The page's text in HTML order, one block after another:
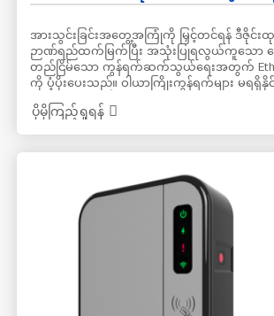
အားသွင်းခြင်းအတွေ့အကြုံကို မြှင့်တင်ရန် ဒီဇိုင်
ဉာဏ်ရည်ထက်မြက်ပြီး အသုံးပြုရလွယ်ကူသော ဖ
တည်ငြိမ်သော ကွန်ရက်ဆက်သွယ်ရေးအတွက်
ကို ပံ့ပိုးပေးသည်။ ဝါယာကြိုးကွန်ရက်များ မရရှိ
ရွေးချယ်စရာတစ်ခုအဖြစ် ပေးဆောင်ထားသည်။
သွင်းနိုင်ပြီး လျှပ်စစ်ဓာတ်အားခများကို လျှော့ချ
ရေရှည်တည်တံ့ခိုင်မြဲမှုကို မြှင့်တင်ပေးပါသည်။ ထို့အ
ကိရိယာတွင် dynamic load balancing ပါရှိပြီ
ကြိုးများ မလိုအပ်ဘဲ အားသွင်းဝန်ကို ချိန်ညှိနိုင်စေ
လျှပ်စစ်ဓာတ်အားထောက်ပံ့မှုကို ဦးစားပေးသည်
ရေးပရိုတိုကောများနှင့် လိုက်ဖက်ညီမှုသည် အားသွင်
များ (CMS) နှင့် ချောမွေ့စွာ အပြန်အလှန်ဆက်သွ
က်ပ်တစ်ခုသည် အသုံးပြုသူများအား အားသွင်းခြ
အဝေးထိန်းစနစ်ဖြင့် အလွယ်တကူ စောင့်ကြည့်ခြင်းနှ
ပိုမိုကြည့်ရှုရန်